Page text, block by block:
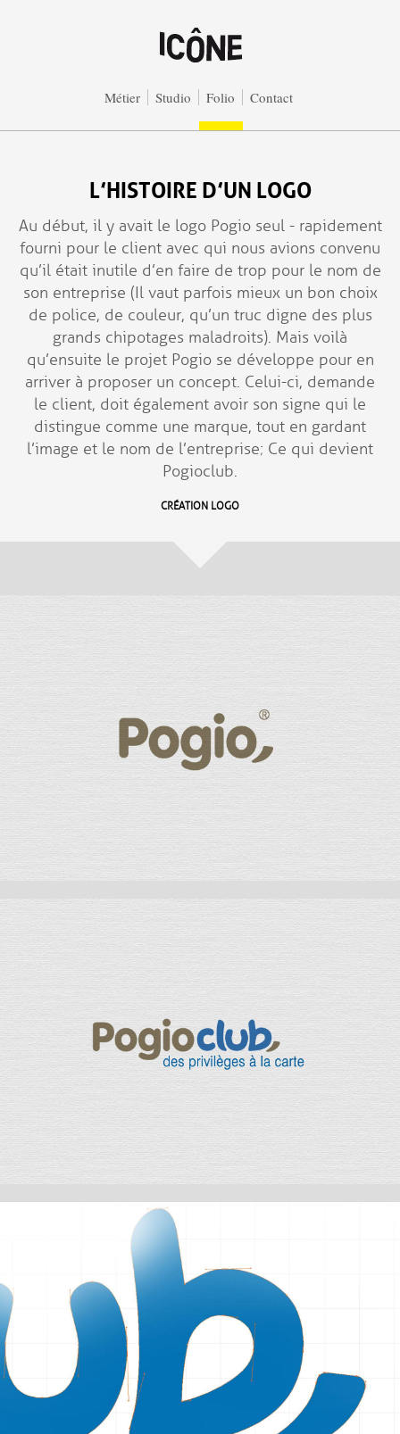
Métier Studio Folio Contact
L’HISTOIRE D’UN LOGO
Au début, il y avait le logo Pogio seul - rapidement
fourni pour le client avec qui nous avions convenu
qu’il était inutile d’en faire de trop pour le nom de
son entreprise (Il vaut parfois mieux un bon choix
de police, de couleur, qu’un truc digne des plus
grands chipotages maladroits). Mais voilà
qu’ensuite le projet Pogio se développe pour en
arriver à proposer un concept. Celui-ci, demande
le client, doit également avoir son signe qui le
distingue comme une marque, tout en gardant
l’image et le nom de l’entreprise; Ce qui devient
Pogioclub.
CRÉATION LOGO